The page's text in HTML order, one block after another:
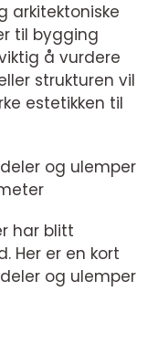
arkitektoniske
til bygging
å vurdere
strukturen vil
estetikken til
og ulemper
har blitt
Her er en kort
og ulemper